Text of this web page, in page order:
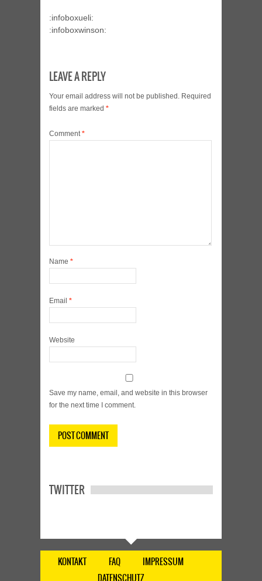
:infoboxueli:
:infoboxwinson:
LEAVE A REPLY
Your email address will not be published. Required
fields are marked *
Comment*
Name *
Email *
Website
Save my name, email, and website in this browser
for the next time I comment.
TWITTER
KONTAKT FAQ
IMPRESSUM
DATENSCHUTZ